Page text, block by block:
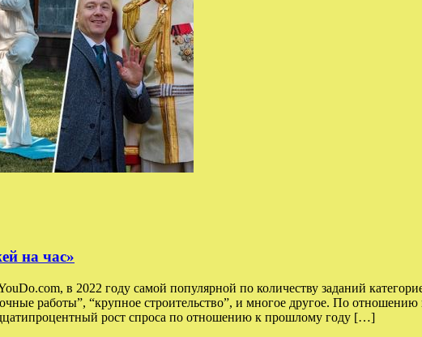
на час»
в 2022 году самой популярной по количеству заданий
работы”, “крупное строительство”, и многое другое. По
рост спроса по отношению к прошлому году […]